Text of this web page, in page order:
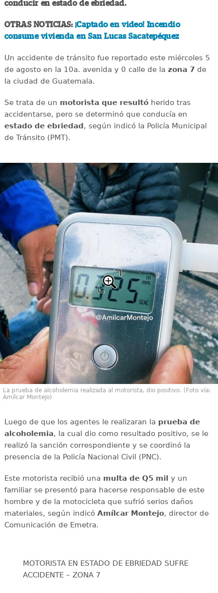
conducir en estado de ebriedad.
OTRAS NOTICIAS: ¡Captado en video! Incendio
consume vivienda en San Lucas Sacatepéquez
Un accidente de tránsito fue reportado este miércoles 5
de agosto en la 10a. avenida y 0 calle de la zona 7de
la ciudad de Guatemala.
Se trata de un motorista que resultóherido tras
accidentarse, pero se determinó que conducía en
estado de ebriedad, según indicó la Policía Municipal
de Tránsito (PMT).
La prueba de alcoholemia realizada al motorista, dio positivo. (Foto vía:
Amílcar Montejo)
Luego de que los agentes le realizaran la prueba de
alcoholemia, la cual dio como resultado positivo, se le
realizó la sanción correspondiente y se coordinó la
presencia de la Policía Nacional Civil (PNC).
Este motorista recibió una multa de Q5 mil
y un
familiar se presentó para hacerse responsable de este
hombre y de la motocicleta que sufrió serios daños
materiales, según indicó Amílcar Montejo, director de
Comunicación de Emetra.
MOTORISTA EN ESTADO DE EBRIEDAD SUFRE
ACCIDENTE – ZONA 7